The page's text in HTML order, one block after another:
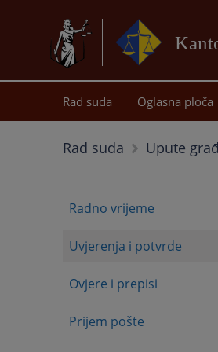
Rad suda Oglasna ploča
Rad suda Upute
Radno vrijeme
Uvjerenja i potvrde
Ovjere i prepisi
Prijem pošte